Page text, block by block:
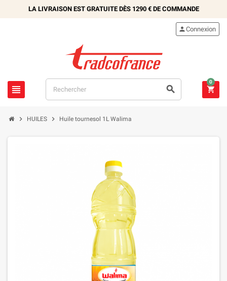
LA LIVRAISON EST GRATUITE DÈS 1290 €DE COMMANDE
 
Connexion

0
 HUILES  Huile tournesol 1L Walima